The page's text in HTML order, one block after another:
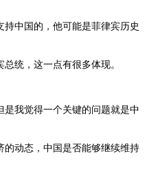
持中国的，他可能是菲律宾历史
统，这一点有很多体现。
我觉得一个关键的问题就是中
的动态，中国是否能够继续维持